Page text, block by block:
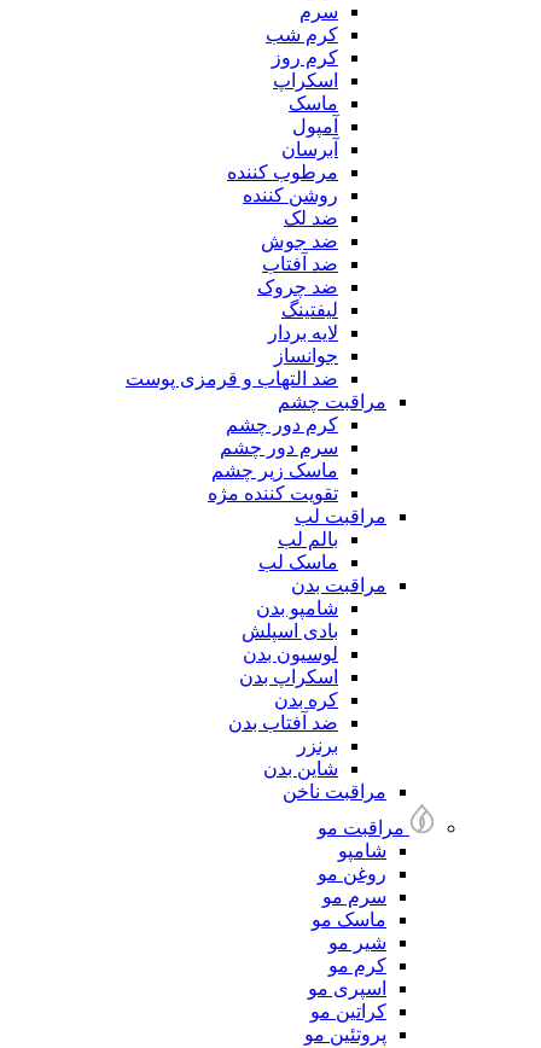
سرم
کرم شب
کرم روز
اسکراپ
ماسک
آمپول
آبرسان
مرطوب کننده
روشن کننده
ضد لک
ضد جوش
ضد آفتاب
ضد چروک
لیفتینگ
لایه بردار
جوانساز
ضد التهاب و قرمزی پوست
مراقبت چشم
کرم دور چشم
سرم دور چشم
ماسک زیر چشم
تقویت کننده مژه
مراقبت لب
بالم لب
ماسک لب
مراقبت بدن
شامپو بدن
بادی اسپلش
لوسیون بدن
اسکراپ بدن
کره بدن
ضد آفتاب بدن
برنزر
شاین بدن
مراقبت ناخن
مراقبت مو
شامپو
روغن مو
سرم مو
ماسک مو
شیر مو
کرم مو
اسپری مو
کراتین مو
پروتئین مو